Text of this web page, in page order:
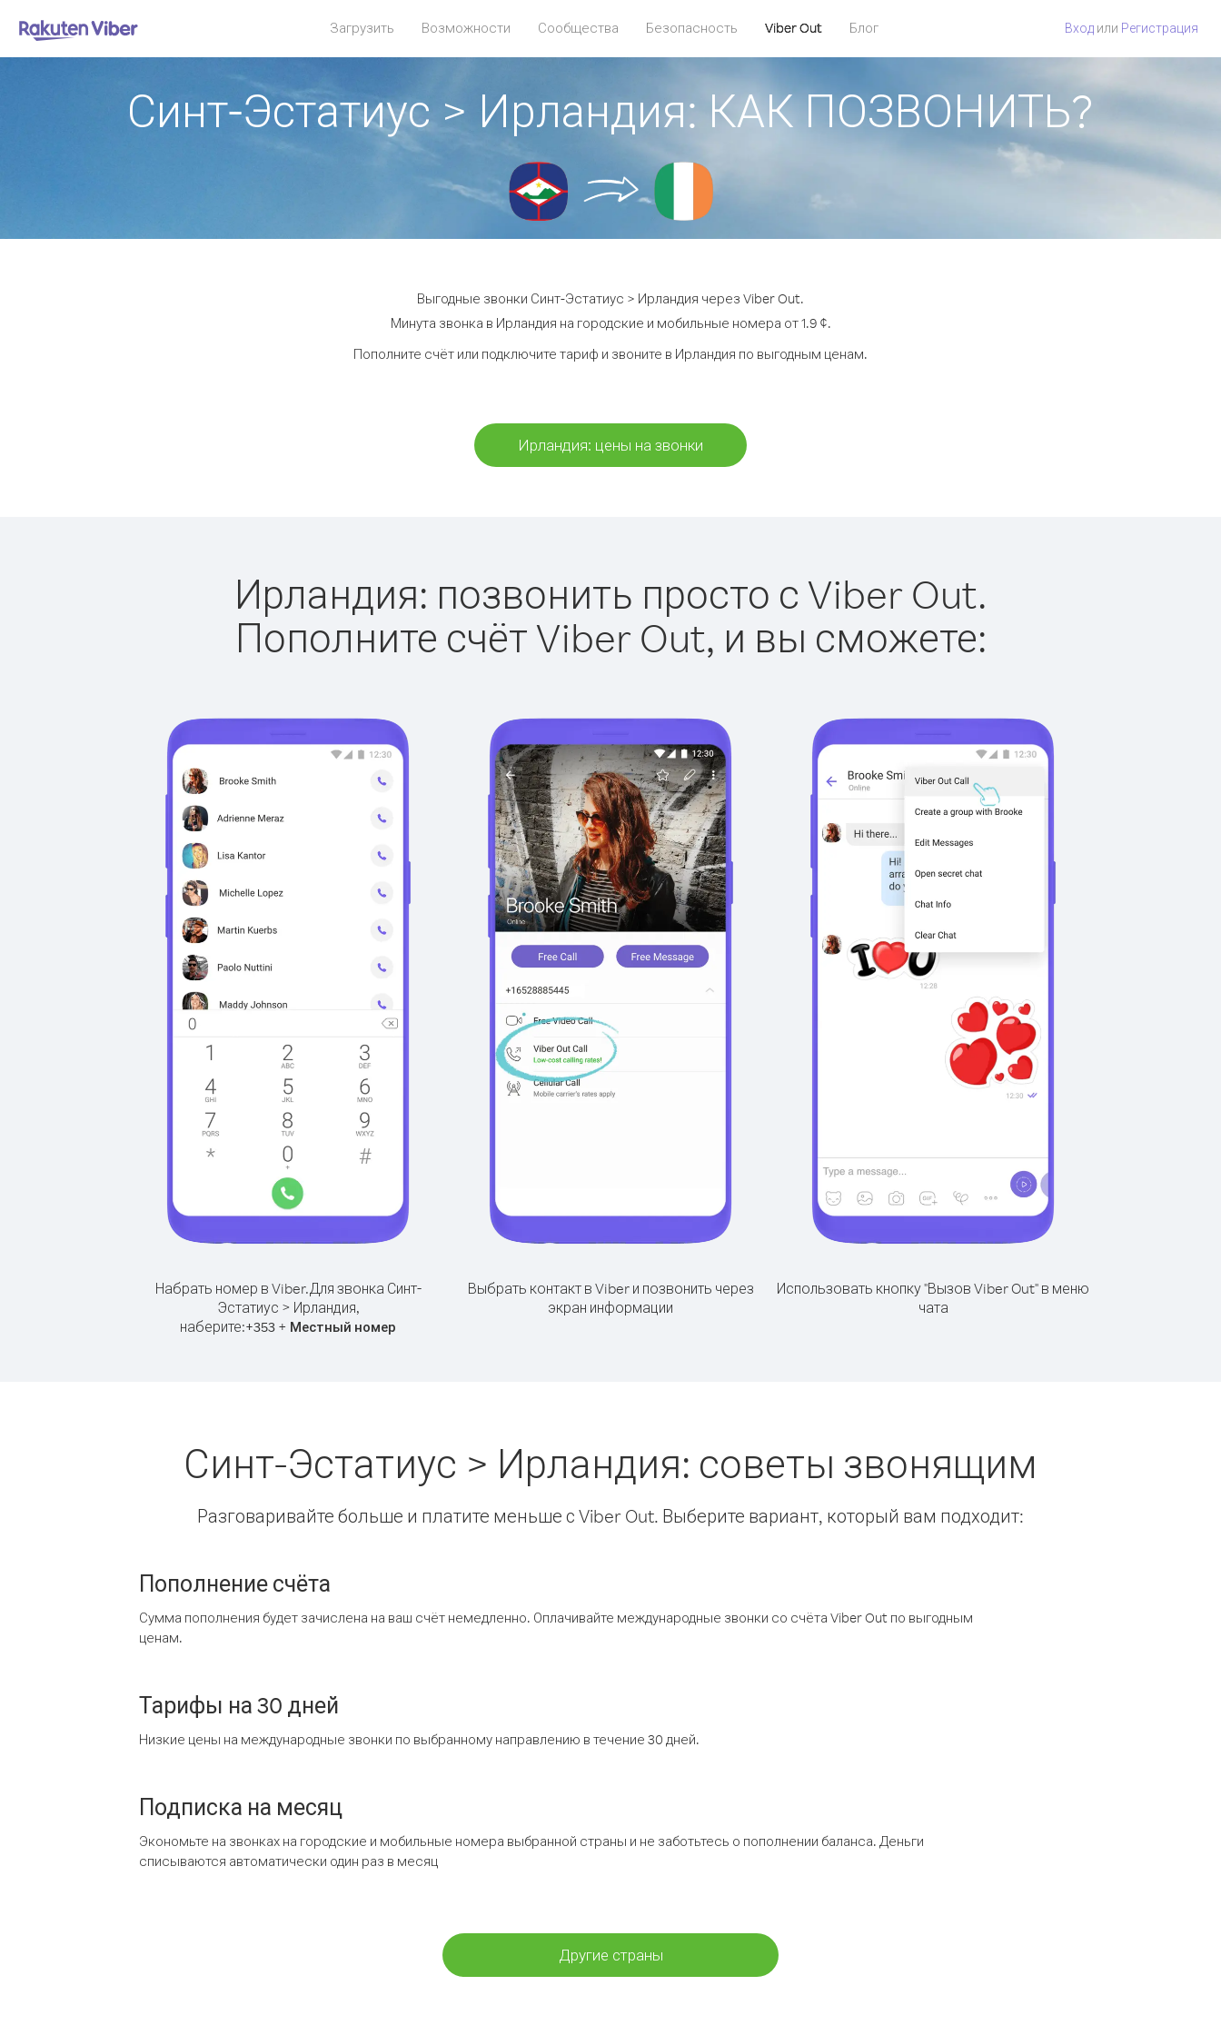
Загрузить Возможности Сообщества Безопасность Viber Out Блог Вход или Регистрация
Синт-Эстатиус > Ирландия: КАК ПОЗВОНИТЬ?
Выгодные звонки Синт-Эстатиус > Ирландия через Viber Out.
Минута звонка в Ирландия на городские и мобильные номера от 1.9 ¢.
Пополните счёт или подключите тариф и звоните в Ирландия по выгодным ценам.
Ирландия: цены на звонки
Ирландия: позвонить просто с Viber Out.
Пополните счёт Viber Out, и вы сможете:
Набрать номер в Viber.Для звонка Синт-
Эстатиус > Ирландия,
наберите:+353 + Местный номер
Выбрать контакт в Viber и позвонить через
экран информации
Использовать кнопку "Вызов Viber Out" в меню
чата
Синт-Эстатиус > Ирландия: советы звонящим
Разговаривайте больше и платите меньше с Viber Out. Выберите вариант, который вам подходит:
Пополнение счёта
Сумма пополнения будет зачислена на ваш счёт немедленно. Оплачивайте международные звонки со счёта Viber Out по выгодным
ценам.
Тарифы на 30 дней
Низкие цены на международные звонки по выбранному направлению в течение 30 дней.
Подписка на месяц
Экономьте на звонках на городские и мобильные номера выбранной страны и не заботьтесь о пополнении баланса. Деньги
списываются автоматически один раз в месяц
Другие страны